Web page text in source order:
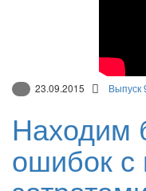
23.09.2015 Выпуск
Находим
ошибок